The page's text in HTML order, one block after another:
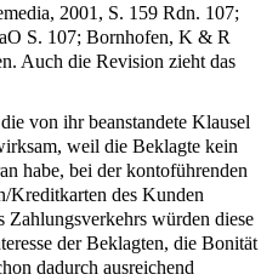
2001, S. 159 Rdn. 107;
S. 107; Bornhofen, K & R
Auch die Revision zieht das
von ihr beanstandete Klausel
weil die Beklagte kein
habe, bei der kontoführenden
Kreditkarten des Kunden
würden diese
der Beklagten, die Bonität
dadurch ausreichend